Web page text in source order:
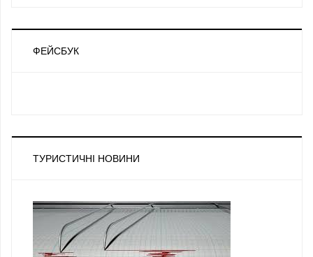
ФЕЙСБУК
ТУРИСТИЧНІ НОВИНИ